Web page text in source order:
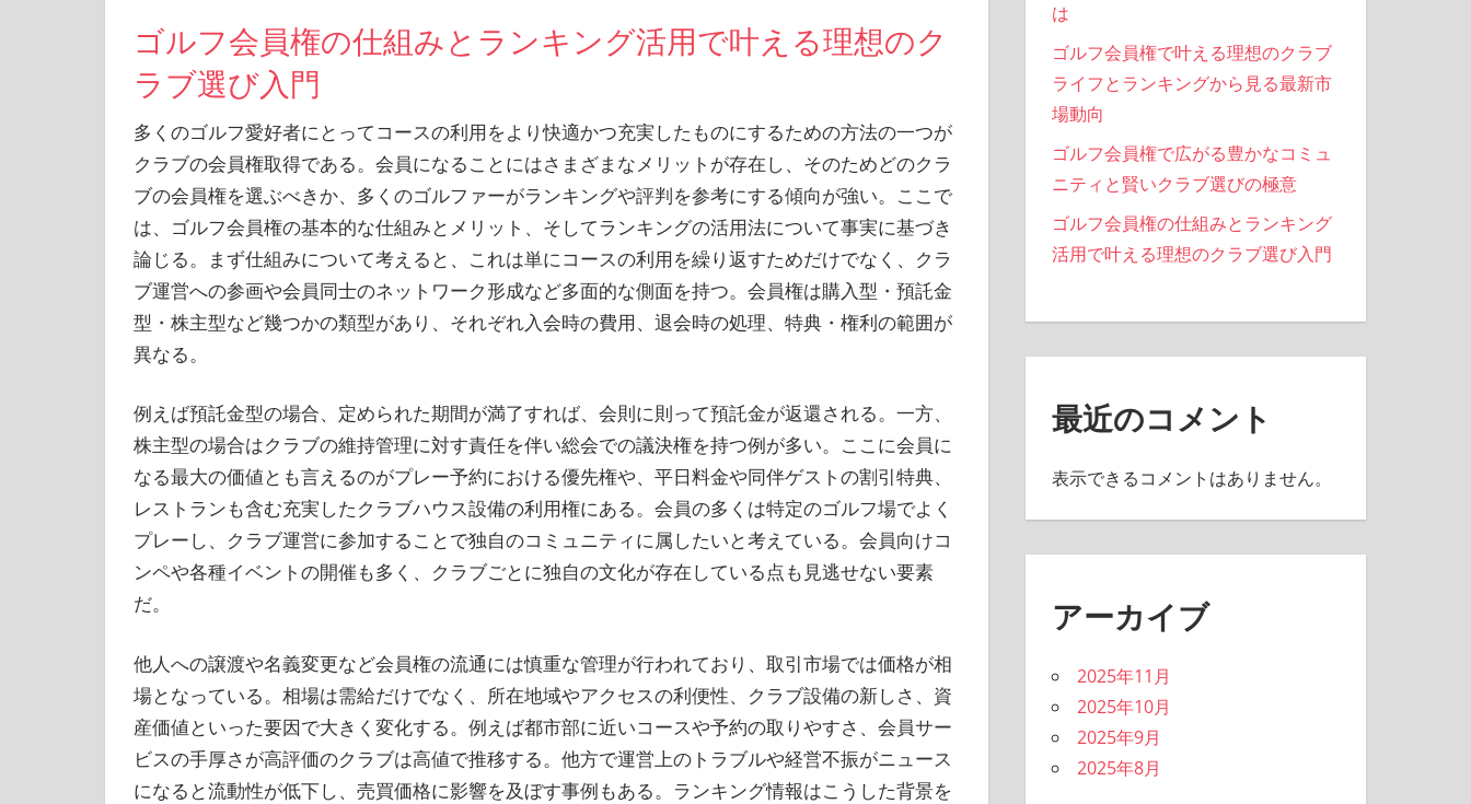
ゴルフ会員権の仕組みとランキング活用で叶える理想のク
ラブ選び入門
多くのゴルフ愛好者にとってコースの利用をより快適かつ充実したものにするための方法の一つが
クラブの会員権取得である。 会員になることにはさまざまなメリットが存在し、そのためどのクラ
ブの会員権を選ぶべきか、多くのゴルファーがランキングや評判を参考にする傾向が強い。ここで
は、ゴルフ会員権の基本的な仕組みとメリット、そしてランキングの活用法について事実に基づき
論じる。まず仕組みについて考えると、これは単にコースの利用を繰り返すためだけでなく、クラ
ブ運営への参画や会員同士のネットワーク形成など多面的な側面を持つ。会員権は購入型・預託金
型・株主型など幾つかの類型があり、それぞれ入会時の費用、退会時の処理、特典・権利の範囲が
異なる。
例えば預託金型の場合、定められた期間が満了すれば、会則に則って預託金が返還される。一方、
株主型の場合はクラブの維持管理に対す責任を伴い総会での議決権を持つ例が多い。ここに会員に
なる最大の価値とも言えるのがプレー予約における優先権や、平日料金や同伴ゲストの割引特典、
レストランも含む充実したクラブハウス設備の利用権にある。会員の多くは特定のゴルフ場でよく
プレーし、クラブ運営に参加することで独自のコミュニティに属したいと考えている。会員向けコ
ンペや各種イベントの開催も多く、クラブごとに独自の文化が存在している点も見逃せない要素
だ。
他人への譲渡や名義変更など会員権の流通には慎重な管理が行われており、取引市場では価格が相
場となっている。相場は需給だけでなく、所在地域やアクセスの利便性、クラブ設備の新しさ、資
産価値といった要因で大きく変化する。例えば都市部に近いコースや予約の取りやすさ、会員サー
ビスの手厚さが高評価のクラブは高値で推移する。他方で運営上のトラブルや経営不振がニュース
になると流動性が低下し、売買価格に影響を及ぼす事例もある。ランキング情報はこうした背景を
は
ゴルフ会員権で叶える理想のクラブ
ライフとランキングから見る最新市
場動向
ゴルフ会員権で広がる豊かなコミュ
ニティと賢いクラブ選びの極意
ゴルフ会員権の仕組みとランキング
活用で叶える理想のクラブ選び入門
最近のコメント
表示できるコメントはありません。
アーカイブ
2025年11月
2025年10月
2025年9月
2025年8月